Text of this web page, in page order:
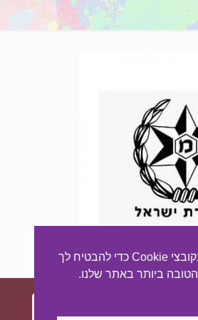
אתר זה משתמש בקובצי Cookie כדי להבטיח לך
ביותר באתר שלנו.